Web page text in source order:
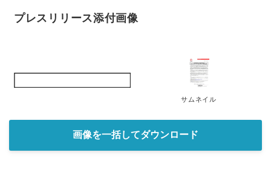
プレスリリース添付画像
サムネイル
画像を一括してダウンロード